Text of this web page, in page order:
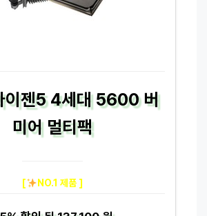
이젠5 4세대 5600 버
미어 멀티팩
[ NO.1 제품 ]